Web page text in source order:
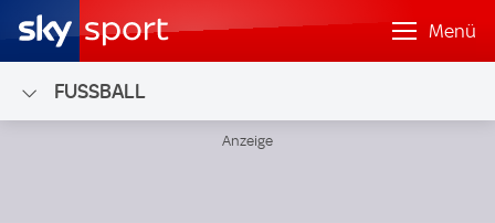
Menü
FUSSBALL